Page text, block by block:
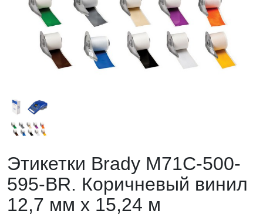
Этикетки Brady M71C-500-
595-BR. Коричневый винил
12,7 мм x 15,24 м